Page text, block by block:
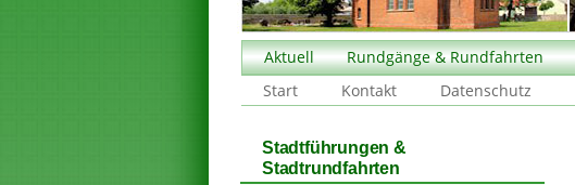
Aktuell Rundgänge & Rundfahrten
Start
Kontakt Datenschutz
Stadtführungen &
Stadtrundfahrten